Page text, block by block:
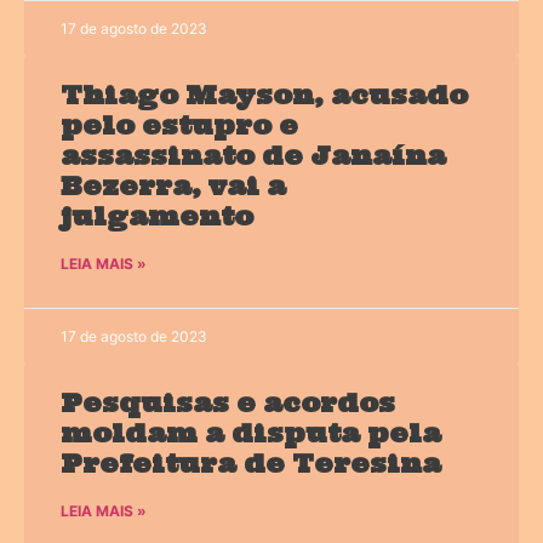
17 de agosto de 2023
Thiago Mayson, acusado
pelo estupro e
assassinato de Janaína
Bezerra, vai a
julgamento
LEIA MAIS »
17 de agosto de 2023
Pesquisas e acordos
moldam a disputa pela
Prefeitura de Teresina
LEIA MAIS »